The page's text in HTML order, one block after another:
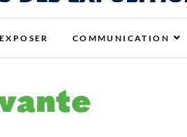
BIO, BIEN-ÊTRE ET
EXPOSER COMMUNICATION